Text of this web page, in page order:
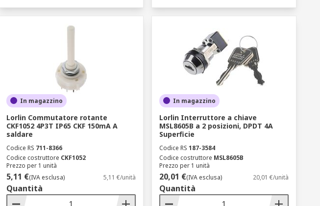
In magazzino
Lorlin Commutatore rotante
CKF1052 4P3T IP65 CKF 150mA A
saldare
Codice RS 711-8366
Codice costruttore CKF1052
Prezzo per 1 unità
5,11 €(IVA esclusa) 5,11 €/unità
Quantità
In magazzino
Lorlin Interruttore a chiave
MSL8605B a 2 posizioni, DPDT 4A
Superficie
Codice RS 187-3584
Codice costruttore MSL8605B
Prezzo per 1 unità
20,01 €(IVA esclusa) 20,01 €/unità
Quantità